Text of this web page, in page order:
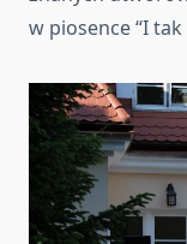
w piosence “I